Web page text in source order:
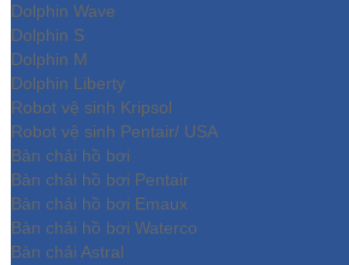
Dolphin Wave
Dolphin S
Dolphin M
Dolphin Liberty
Robot vệ sinh Kripsol
Robot vệ sinh Pentair/ USA
Bàn chải hồ bơi
Bàn chải hồ bơi Pentair
Bàn chải hồ bơi Emaux
Bàn chải hồ bơi Waterco
Bàn chải Astral